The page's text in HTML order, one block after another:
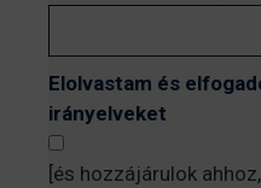
Elolvastam és
irányelveket
[és hozzájárulok